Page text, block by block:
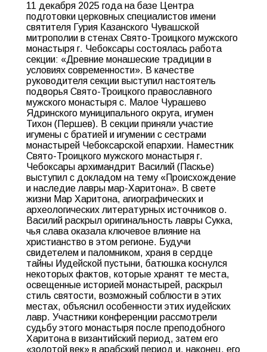
11 декабря 2025 года на базе Центра
подготовки церковных специалистов имени
святителя Гурия Казанского Чувашской
митрополии в стенах Свято-Троицкого мужского
монастыря г. Чебоксары состоялась работа
секции: «Древние монашеские традиции в
условиях современности». В качестве
руководителя секции выступил настоятель
подворья Свято-Троицкого православного
мужского монастыря с. Малое Чурашево
Ядринского муниципального округа, игумен
Тихон (Першев). В секции приняли участие
игумены с братией и игумении с сестрами
монастырей Чебоксарской епархии. Наместник
Свято-Троицкого мужского монастыря г.
Чебоксары архимандрит Василий (Паскье)
выступил с докладом на тему «Происхождение
и наследие лавры мар-Харитона». В свете
жизни Мар Харитона, агиографических и
археологических литературных источников о.
Василий раскрыл оригинальность лавры Сукка,
чья слава оказала ключевое влияние на
христианство в этом регионе. Будучи
свидетелем и паломником, храня в сердце
тайны Иудейской пустыни, батюшка коснулся
некоторых фактов, которые хранят те места,
освещенные историей монастырей, раскрыл
стиль святости, возможный соблюсти в этих
местах, объяснил особенности этих иудейских
лавр. Участники конференции рассмотрели
судьбу этого монастыря после преподобного
Харитона в византийский период, затем его
«золотой век» в арабский период и, наконец, его